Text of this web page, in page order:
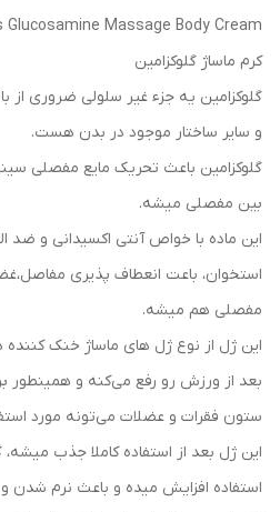
Glucosamine Massage Body Cream
کرم ماساژ گلوکزامین
گلوکزامین یه جزء غیر سلولی ضروری از
و سایر ساختار موجود در بدن هست.
گلوکزامین باعث تحریک مایع مفصلی
بین مفصلی میشه.
این ماده با خواص آنتی اکسیدانی و ضد
استخوان، باعت انعطاف پذیری
مفصلی هم میشه.
این ژل از نوع ژل های ماساژ خنک
بعد از ورزش رو رفع می‌کنه و همینطور
ستون فقرات و عضلات می‌تونه مورد
این ژل بعد از استفاده کاملا جذب
استفاده افزایش میده و باعث نرم شدن